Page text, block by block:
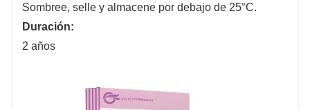
Sombree, selle y almacene por debajo de 25°C.
Duración:
2 años